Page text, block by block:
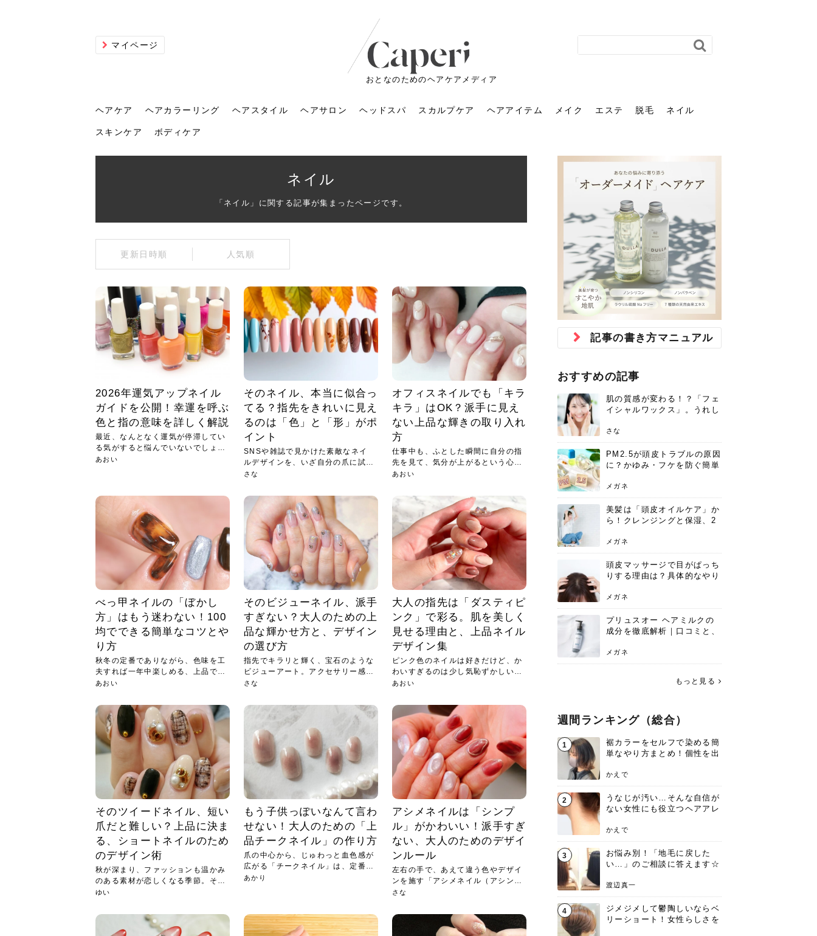
マイページ
おとなのためのヘアケアメディア
ヘアケア
トリートメントの付け方で
仕上がりが変わる｜効かな
トリートメントの付け方で仕上がりは
大きく変わります。今回は、毛先中心
の塗り...
メガネ
新生活シーズン、朝の身支度を少しで
も短くしたい人は多いはず。じつは寝
癖は、...
かえで
花粉で髪がパサパサするの
はなぜ？原因と落とし方・
防ぎ方を紹介
花粉の季節になると、髪がパサつく、
広がる、手触りが悪いと感じた経験は
ありま...
さくら
もっと見る
ヘアカラーリング
髪のくすみが気になる人
へ！2026春トレンドの明る
2026春のトレンドカラーは明るめのく
すみカラーです。ただし、髪がすでに
く...
さくら
職場で浮かない落ち着いたトーンにし
たいけれど、どこか垢抜けた印象にし
たいと...
さくら
肌に合う髪色、どう見つけ
る？「イエベ」「ブルベ」
診断と...
美容室で素敵なヘアカラーに染めても
らったのに、家に帰って鏡を見たら、
「なん...
かえで
もっと見る
ヘアスタイル
2026年のショートウルフ最
新トレンドとは？ナチュラ
2026年のショートウルフは、ナチュラ
ルでエアリーな仕上がりが今っぽい正
解...
かえで
2026年はレイヤーカットを使った髪型
のトレンドと重なり、ルーズウェーブ
ヘ...
かえで
40代のパーマがダレる原因
とは？自宅でできる復活術
と長...
パーマをかけたばかりなのに、もうカ
ールがダレてしまったと感じている方
はいな...
メガネ
もっと見る
ヘアサロン
美容室に行くのが恥ずかし
い？髪質の変化に気づいた
しばらく美容室に行けていないし、そ
ろそろ髪型を変えて気分転換したいと
思って...
メガネ
美容室を倒産する数が増えているとい
うニュースがありました。もともと美
容室の...
かえで
前髪を薄くするための美容
院の頼み方とは？失敗しな
いため...
前髪は薄くしたほうが今風でおしゃれ
だと思っている人は、前髪を早く変え
たいと...
かえで
もっと見る
ヘッドスパ
ヘッドスパの落とし穴！知
らないと損する真実
血行を促進し、リラックス効果や美髪
効果が...
さろめ
毎日のちょっとした習慣で小顔は作れ
る！頭のこりをほぐしてフェイスライ
ンのリ...
chicca
ヘッドスパで頭皮をケアし
よう！ヘッドスパの効果と
おすすめの人
普段目に見えない頭皮ですが、何のケ
アもせずに放っておくとダメージが蓄
積して...
yukarin
もっと見る
スカルプケア
髪を育てるには？毎日の洗
い方と生活習慣を見直す基
髪をきれいに育てるには高価なアイテ
ムを増やす前に、洗い方や乾かし方、
頭皮の...
さくら
目元の印象を左右するのは目そのもの
ではなく、頭皮の状態かもしれませ
ん。以下...
メガネ
ストレスで髪の毛はどう変
わる？抜け毛・パサつきの
原因と...
最近、髪のツヤがなくなったという方
や、抜け毛が増えたと悩んでいる方
は、スト...
さくら
もっと見る
ヘアアイテム
発酵エキスシャンプーって
何がいいの？無印良品など
スキンケアで人気の発酵成分が、シャ
ンプーにも広がっています。無印良品
などの...
さくら
ヘアアイロンを使うのが苦手、火傷が
怖いと感じている方はいないでしょう
か？そ...
さくら
40代の髪を悩みに最適！韓
国発「ダリーフ」でヘアセ
ット...
韓国コスメを使うのは若い子だけだと
思っていないでしょうか？ダリーフの
グラム...
さくら
もっと見る
メイク
ミニマリストのメイク術｜
少ないアイテムで「自分ら
「たくさんのコスメを持っているの
に、実際に使っているのはいつも同じ
ものばか...
あおい
メイクをしている時間も、スキンケア
の時間に変えるという発想から生まれ
たのが...
あかり
「おしゃれ」と「身だしな
み」は違う。相手に信頼感
を与え...
新しい環境に臨むとき、多くの人が意
識するのが「身だしなみ」です。特に
メイク...
さな
もっと見る
エステ
針で小顔を目指す！美容鍼
の効果と後悔しない選び方
フェイスラインをすっきりさせたいと
いうお悩みを抱えている方はいないで
しょう...
あかり
サロンのメニューを見ていると、「リ
ンパマッサージ」の他に「経絡マッサ
ージ」...
あかり
エステの勧誘が怖い人へ。
断ることは悪くない。自分
を守る...
「初回限定〇〇円！」そんなお得な体
験エステに行ってみたいけど、『押し
に弱い...
さな
もっと見る
脱毛
化粧ノリが変わる「顔脱
毛」。4つのメリットと、始
顔の産毛をカミソリで剃って、毛抜き
で抜くなど、日々の自己処理を手間に
感じて...
あおい
「ムダ毛が気になる」とお子さんが悩
んでいる姿を見て、エステ脱毛を検討
し始め...
あおい
「今さら」なんて言わせな
い。40代のVIO・顔脱毛、
賢...
40代になって、ふと自分のムダ毛のこ
とが気になり始めたけど、「今から脱
毛を...
さな
もっと見る
ネイル
2026年運気アップネイルガ
イドを公開！幸運を呼ぶ色
最近、なんとなく運気が停滞している
気がすると悩んでいないでしょうか？
じつは...
あおい
SNSや雑誌で見かけた素敵なネイルデ
ザインを、いざ自分の爪に試してみた
ら、...
さな
オフィスネイルでも「キラ
キラ」はOK？派手に見えな
い上...
仕事中も、ふとした瞬間に自分の指先
を見て、気分が上がるという心ときめ
く「キ...
あおい
もっと見る
スキンケア
と種類の見分け方＆自宅で
できる...
ふと鏡を見て、急に小じわが増えたと
落ち込んでいないでしょうか？じつは
その原...
あおい
良い？その違いは？PDRN
や...
ルルルン ハイドラシリーズを使いたい
けれど、種類が多くてどれを選べばい
いか...
さな
ジュベルック スキンの効果
とは？毛穴・ニキビ跡への
変化...
ニキビ跡の凸凹をどうにかしたいと、
肌の質感でお悩みではないでしょう
か？肌に...
もっと見る
ボディケア
果。オールハンドエステの
魅力と、...
痩身エステと一言で言っても、最新の
機器を使ったものから、昔ながらの手
技によ...
あかり
しませんか？失敗する人の
共通点...
医師の管理のもと、科学的根拠に基づ
いて行う「医療ダイエット」は、自己
流のダ...
さな
本気の痩身と体質改善に。
アーユルヴェーダに基づく
「イン...
自己流のダイエットではなかなか落ち
ない、頑固な脂肪やセルライトを、本
気で体...
もっと見る
ネイル
「ネイル」に関する記事が集まったページです。
更新日時順 人気順
2026年運気アップネイル
ガイドを公開！幸運を呼ぶ
色と指の意味を詳しく解説
最近、なんとなく運気が停滞してい
る気がすると悩んでいないでしょう
か？...
あおい
そのネイル、本当に似合っ
てる？指先をきれいに見え
るのは「色」と「形」がポ
イント
SNSや雑誌で見かけた素敵なネイ
ルデザインを、いざ自分の爪に試し
てみ...
さな
オフィスネイルでも「キラ
キラ」はOK？派手に見え
ない上品な輝きの取り入れ
方
仕事中も、ふとした瞬間に自分の指
先を見て、気分が上がるという心と
きめ...
あおい
べっ甲ネイルの「ぼかし
方」はもう迷わない！100
均でできる簡単なコツとや
り方
秋冬の定番でありながら、色味を工
夫すれば一年中楽しめる、上品でお
しゃ...
あおい
そのビジューネイル、派手
すぎない？大人のための上
品な輝かせ方と、デザイン
の選び方
指先でキラリと輝く、宝石のような
ビジューアート。アクセサリー感覚
で楽...
さな
大人の指先は「ダスティピ
ンク」で彩る。肌を美しく
見せる理由と、上品ネイル
デザイン集
ピンク色のネイルは好きだけど、か
わいすぎるのは少し気恥ずかしい
と、大...
あおい
そのツイードネイル、短い
爪だと難しい？上品に決ま
る、ショートネイルのため
のデザイン術
秋が深まり、ファッションも温かみ
のある素材が恋しくなる季節。そん
な気...
ゆい
もう子供っぽいなんて言わ
せない！大人のための「上
品チークネイル」の作り方
爪の中心から、じゅわっと血色感が
広がる「チークネイル」は、定番の
デザ...
あかり
アシメネイルは「シンプ
ル」がかわいい！派手すぎ
ない、大人のためのデザイ
ンルール
左右の手で、あえて違う色やデザイ
ンを施す「アシメネイル（アシンメ
トリ...
さな
記事の書き方マニュアル
おすすめの記事
肌の質感が変わる！？「フェ
イシャルワックス」。うれし
ための基礎知識
さな
PM2.5が頭皮トラブルの原因
に？かゆみ・フケを防ぐ簡単
メガネ
美髪は「頭皮オイルケア」か
ら！クレンジングと保湿、2
メガネ
頭皮マッサージで目がぱっち
りする理由は？具体的なやり
メガネ
プリュスオー ヘアミルクの
成分を徹底解析｜口コミと、
説
メガネ
もっと見る
週間ランキング（総合）
1
裾カラーをセルフで染める簡
単なやり方まとめ！個性を出
かえで
2
うなじが汚い…そんな自信が
ない女性にも役立つヘアアレ
かえで
3
お悩み別！「地毛に戻した
い…」のご相談に答えます☆
渡辺真一
4
ジメジメして鬱陶しいならベ
リーショート！女性らしさを